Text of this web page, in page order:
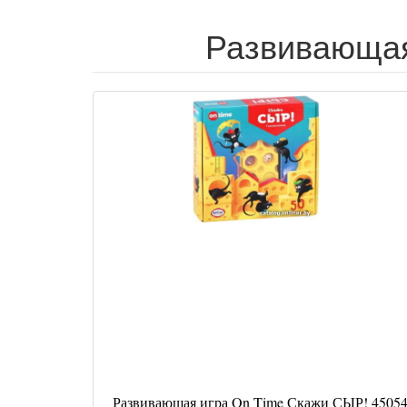
Развивающая игра On Time Скажи СЫР! 45054